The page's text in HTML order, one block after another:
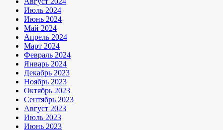
Июль 2024
Июнь 2024
Май 2024
Апрель 2024
Март 2024
Февраль 2024
Январь 2024
Декабрь 2023
Ноябрь 2023
Октябрь 2023
Сентябрь 2023
Август 2023
Июль 2023
Июнь 2023